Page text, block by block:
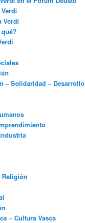
Verdi
– Solidaridad – Desarrollo
Religión
– Cultura Vasca